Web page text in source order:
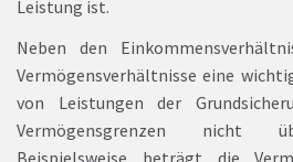
Leistung ist.
Neben den
Vermögensverhältnisse eine
von Leistungen der
Vermögensgrenzen nicht